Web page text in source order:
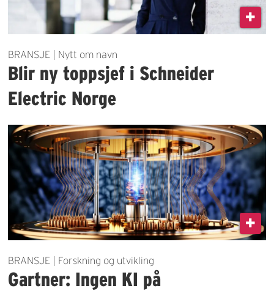
BRANSJE | Nytt om navn
Blir ny toppsjef i Schneider
Electric Norge
BRANSJE | Forskning og utvikling
Gartner: Ingen KI på